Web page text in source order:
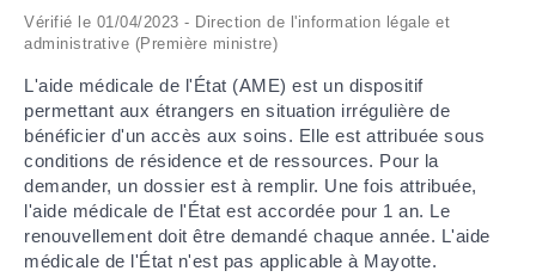
Vérifié le 01/04/2023 - Direction de l'information légale et
administrative (Première ministre)
L'aide médicale de l'État (AME) est un dispositif
permettant aux étrangers en situation irrégulière de
bénéficier d'un accès aux soins. Elle est attribuée sous
conditions de résidence et de ressources. Pour la
demander, un dossier est à remplir. Une fois attribuée,
l'aide médicale de l'État est accordée pour 1 an. Le
renouvellement doit être demandé chaque année. L'aide
médicale de l'État n'est pas applicable à Mayotte.